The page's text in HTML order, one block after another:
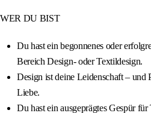
WER DU BIST
Du hast ein begonnenes oder
Bereich Design- oder Textildesign.
Design ist deine Leidenschaft – und
Liebe.
Du hast ein ausgeprägtes Gespür